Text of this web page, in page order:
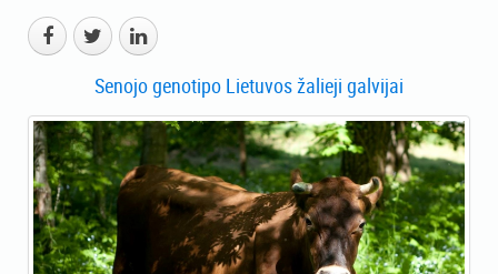
Senojo genotipo Lietuvos žalieji galvijai